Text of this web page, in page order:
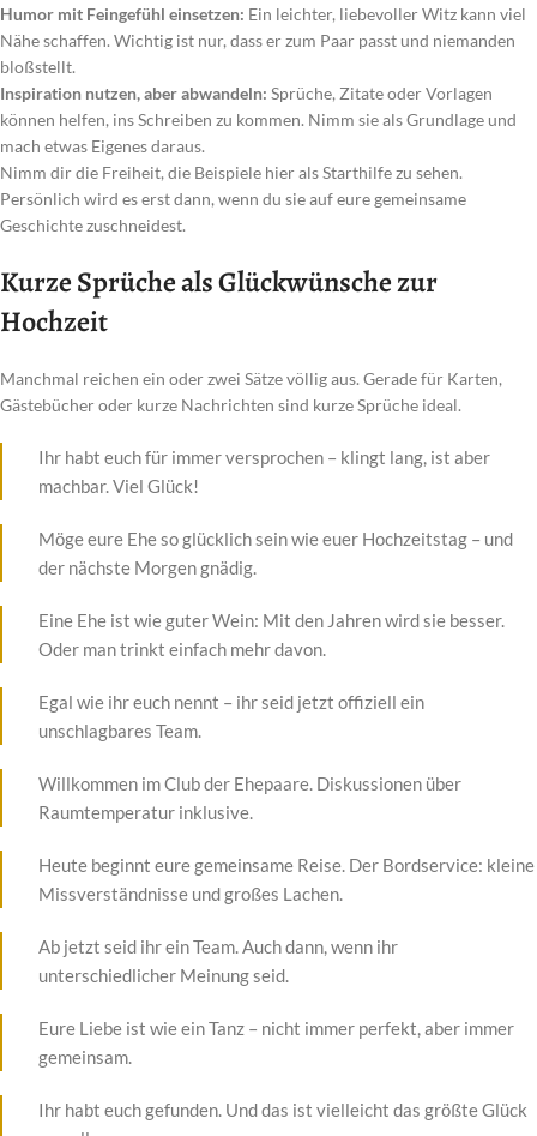
Humor mit Feingefühl einsetzen: Ein leichter, liebevoller Witz kann viel
Nähe schaffen. Wichtig ist nur, dass er zum Paar passt und niemanden
bloßstellt.
Inspiration nutzen, aber abwandeln: Sprüche, Zitate oder Vorlagen
können helfen, ins Schreiben zu kommen. Nimm sie als Grundlage und
mach etwas Eigenes daraus.
Nimm dir die Freiheit, die Beispiele hier als Starthilfe zu sehen.
Persönlich wird es erst dann, wenn du sie auf eure gemeinsame
Geschichte zuschneidest.
Kurze Sprüche als Glückwünsche zur
Hochzeit
Manchmal reichen ein oder zwei Sätze völlig aus. Gerade für Karten,
Gästebücher oder kurze Nachrichten sind kurze Sprüche ideal.
Ihr habt euch für immer versprochen – klingt lang, ist aber
machbar. Viel Glück!
Möge eure Ehe so glücklich sein wie euer Hochzeitstag – und
der nächste Morgen gnädig.
Eine Ehe ist wie guter Wein: Mit den Jahren wird sie besser.
Oder man trinkt einfach mehr davon.
Egal wie ihr euch nennt – ihr seid jetzt offiziell ein
unschlagbares Team.
Willkommen im Club der Ehepaare. Diskussionen über
Raumtemperatur inklusive.
Heute beginnt eure gemeinsame Reise. Der Bordservice: kleine
Missverständnisse und großes Lachen.
Ab jetzt seid ihr ein Team. Auch dann, wenn ihr
unterschiedlicher Meinung seid.
Eure Liebe ist wie ein Tanz – nicht immer perfekt, aber immer
gemeinsam.
Ihr habt euch gefunden. Und das ist vielleicht das größte Glück